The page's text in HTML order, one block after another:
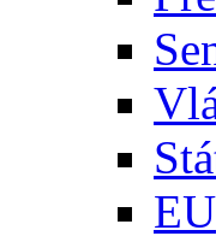
EU